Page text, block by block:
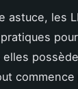
astuce, les
commence